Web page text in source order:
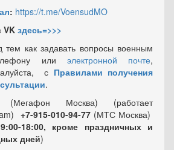
: https://t.me/VoensudMO
VK здесь=>>>
тем как задавать вопросы военным
или электронной почте,
с Правилами получения
.
(Мегафон Москва) (работает
+7-915-010-94-77 (МТС Москва)
18:00, кроме праздничных и
дней)